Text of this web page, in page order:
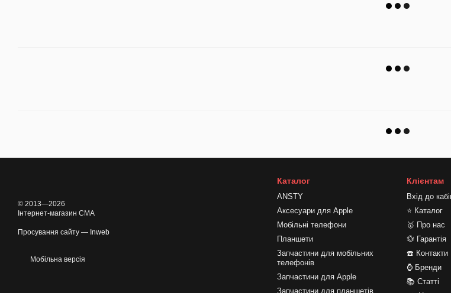
© 2013—2026
Інтернет-магазин CMA
Просування сайту — Inweb
Мобільна версія
Каталог
ANSTY
Аксесуари для Apple
Мобільні телефони
Планшети
Запчастини для мобільних
телефонів
Запчастини для Apple
Запчастини для планшетів
Клієнтам
Вхід до
⭐ Каталог
🥇 Про нас
💱 Гарантія
☎️ Контакти
⌚ Бренди
📚 Статті